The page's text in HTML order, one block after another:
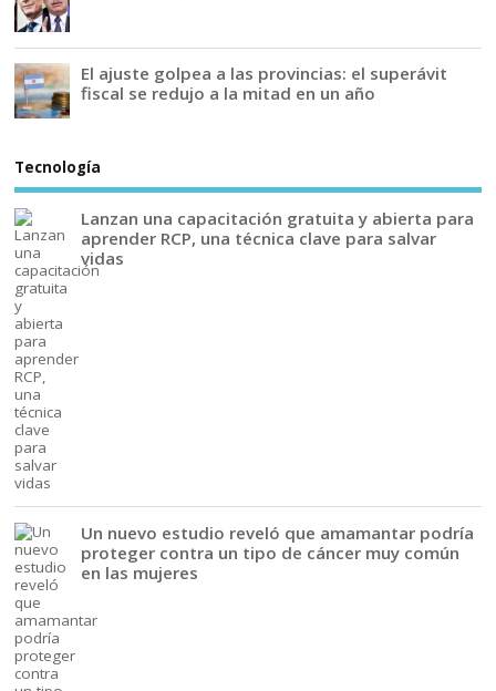
El ajuste golpea a las provincias: el superávit
fiscal se redujo a la mitad en un año
Tecnología
Lanzan una capacitación gratuita y abierta para
aprender RCP, una técnica clave para salvar
vidas
Un nuevo estudio reveló que amamantar podría
proteger contra un tipo de cáncer muy común
en las mujeres